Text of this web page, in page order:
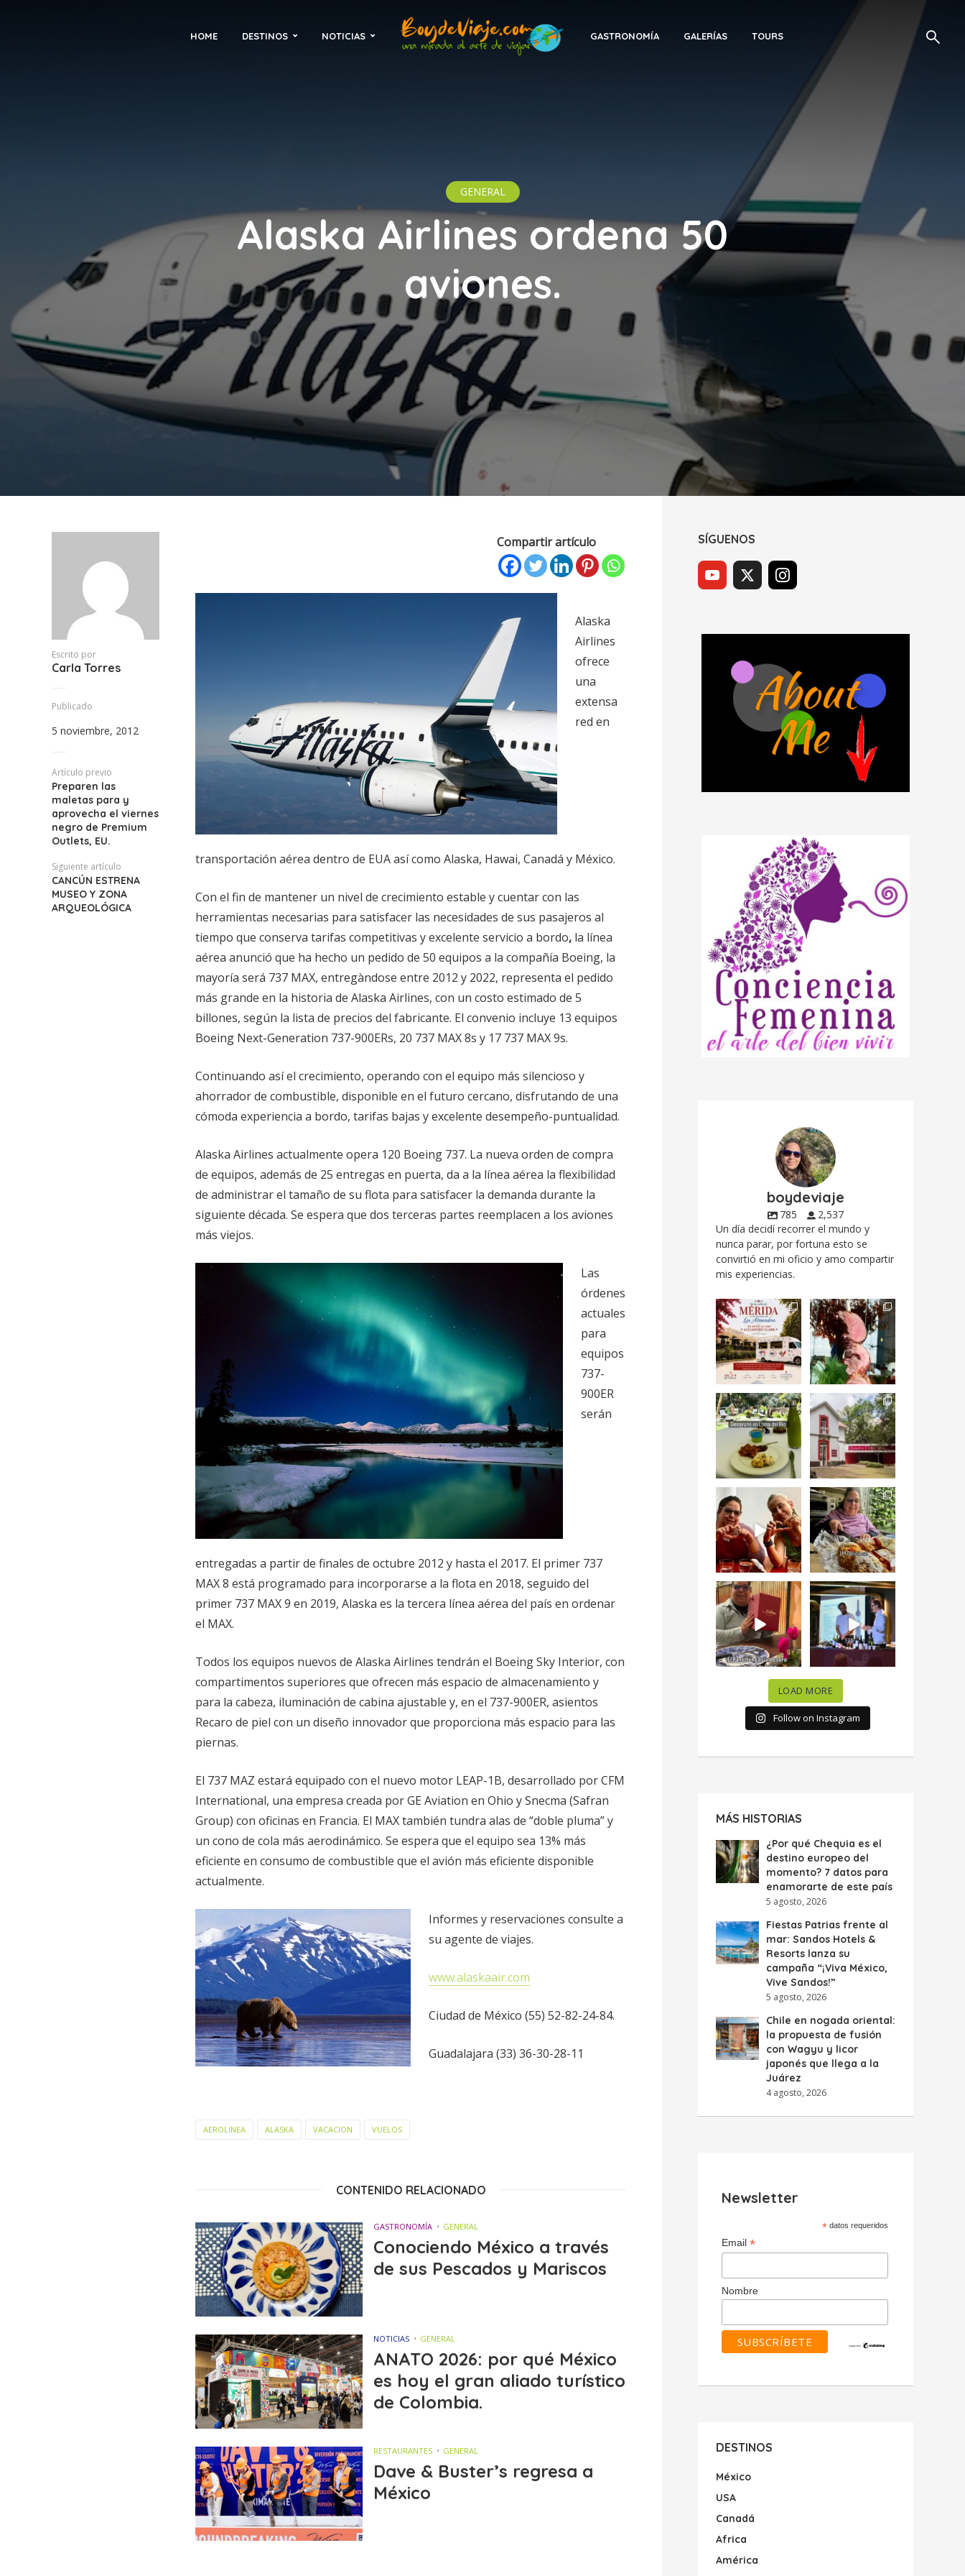
HOME DESTINOS NOTICIAS GASTRONOMÍA GALERÍAS TOURS
GENERAL
Alaska Airlines ordena 50
aviones.
Escrito por
Carla Torres
Publicado
5 noviembre, 2012
Artículo previo
Preparen las
maletas para y
aprovecha el viernes
negro de Premium
Outlets, EU.
Siguiente artículo
CANCÚN ESTRENA
MUSEO Y ZONA
ARQUEOLÓGICA
Compartir artículo
Alaska
Airlines
ofrece
una
extensa
red en
transportación aérea dentro de EUA así como Alaska, Hawai, Canadá y México.
Con el fin de mantener un nivel de crecimiento estable y cuentar con las
herramientas necesarias para satisfacer las necesidades de sus pasajeros al
tiempo que conserva tarifas competitivas y excelente servicio a bordo, la línea
aérea anunció que ha hecho un pedido de 50 equipos a la compañía Boeing, la
mayoría será 737 MAX, entregàndose entre 2012 y 2022, representa el pedido
más grande en la historia de Alaska Airlines, con un costo estimado de 5
billones, según la lista de precios del fabricante. El convenio incluye 13 equipos
Boeing Next-Generation 737-900ERs, 20 737 MAX 8s y 17 737 MAX 9s.
Continuando así el crecimiento, operando con el equipo más silencioso y
ahorrador de combustible, disponible en el futuro cercano, disfrutando de una
cómoda experiencia a bordo, tarifas bajas y excelente desempeño-puntualidad.
Alaska Airlines actualmente opera 120 Boeing 737. La nueva orden de compra
de equipos, además de 25 entregas en puerta, da a la línea aérea la flexibilidad
de administrar el tamaño de su flota para satisfacer la demanda durante la
siguiente década. Se espera que dos terceras partes reemplacen a los aviones
más viejos.
Las
órdenes
actuales
para
equipos
737-
900ER
serán
entregadas a partir de finales de octubre 2012 y hasta el 2017. El primer 737
MAX 8 está programado para incorporarse a la flota en 2018, seguido del
primer 737 MAX 9 en 2019, Alaska es la tercera línea aérea del país en ordenar
el MAX.
Todos los equipos nuevos de Alaska Airlines tendrán el Boeing Sky Interior, con
compartimentos superiores que ofrecen más espacio de almacenamiento y
para la cabeza, iluminación de cabina ajustable y, en el 737-900ER, asientos
Recaro de piel con un diseño innovador que proporciona más espacio para las
piernas.
El 737 MAZ estará equipado con el nuevo motor LEAP-1B, desarrollado por CFM
International, una empresa creada por GE Aviation en Ohio y Snecma (Safran
Group) con oficinas en Francia. El MAX también tundra alas de “doble pluma” y
un cono de cola más aerodinámico. Se espera que el equipo sea 13% más
eficiente en consumo de combustible que el avión más eficiente disponible
actualmente.
Informes y reservaciones consulte a
su agente de viajes.
www.alaskaair.com
Ciudad de México (55) 52-82-24-84.
Guadalajara (33) 36-30-28-11
AEROLINEA ALASKA VACACION VUELOS
CONTENIDO RELACIONADO
GASTRONOMÍA GENERAL
Conociendo México a través
de sus Pescados y Mariscos
NOTICIAS GENERAL
ANATO 2026: por qué México
es hoy el gran aliado turístico
de Colombia.
RESTAURANTES GENERAL
Dave & Buster’s regresa a
México
SÍGUENOS
boydeviaje
785
2,537
Un día decidí recorrer el mundo y
nunca parar, por fortuna esto se
convirtió en mi oficio y amo compartir
mis experiencias.
Siempre me mueven
las causas y comer
con causa es...
12 0
Fuimos a celebrar a
mis dos #mamás
más cercanas mi...
17 0
Levantarse, escuchar
el río correr y sentir
el...
19 0
Esta
#NochedeMuseos
en la
#QuintaColorada
el...
12 0
¡Qué desayuno tan
increíble en
@LasQuinceLetras!...
28 3
Me tocó rosca de
Tagers un
restaurante de
Avenida...
50 10
“En #Mallorca
Ciudad de México
celebramos la...
63 7
#SoaunFusionMexic
o una noche única
donde España y...
10 0
LOAD MORE
Follow on Instagram
MÁS HISTORIAS
¿Por qué Chequia es el
destino europeo del
momento? 7 datos para
enamorarte de este país
5 agosto, 2026
Fiestas Patrias frente al
mar: Sandos Hotels &
Resorts lanza su
campaña “¡Viva México,
Vive Sandos!”
5 agosto, 2026
Chile en nogada oriental:
la propuesta de fusión
con Wagyu y licor
japonés que llega a la
Juárez
4 agosto, 2026
Newsletter
* datos requeridos
Email *
Nombre
DESTINOS
México
USA
Canadá
Africa
América